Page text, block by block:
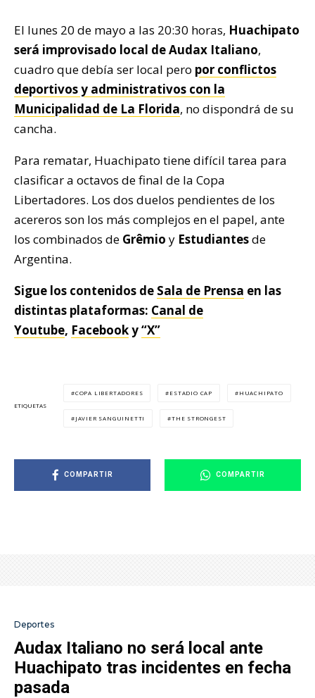
El lunes 20 de mayo a las 20:30 horas, Huachipato
será improvisado local de Audax Italiano,
cuadro que debía ser local pero por conflictos
deportivos y administrativos con la
Municipalidad de La Florida, no dispondrá de su
cancha.
Para rematar, Huachipato tiene difícil tarea para
clasificar a octavos de final de la Copa
Libertadores. Los dos duelos pendientes de los
acereros son los más complejos en el papel, ante
los combinados de Grêmio y Estudiantesde
Argentina.
Sigue los contenidos de Sala de Prensa en las
distintas plataformas: Canal de
Youtube, Facebooky“X”
ETIQUETAS
COPA LIBERTADORES ESTADIO CAP HUACHIPATO
JAVIER SANGUINETTI THE STRONGEST
COMPARTIR COMPARTIR
Deportes
Audax Italiano no será local ante
Huachipato tras incidentes en fecha
pasada